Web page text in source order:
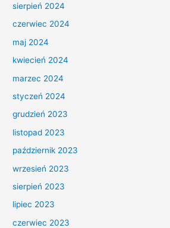
sierpień 2024
czerwiec 2024
maj 2024
kwiecień 2024
marzec 2024
styczeń 2024
grudzień 2023
listopad 2023
październik 2023
wrzesień 2023
sierpień 2023
lipiec 2023
czerwiec 2023